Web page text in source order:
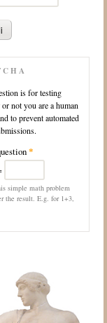
is for testing
not you are a human
to prevent automated
*
simple math problem
the result. E.g. for 1+3,